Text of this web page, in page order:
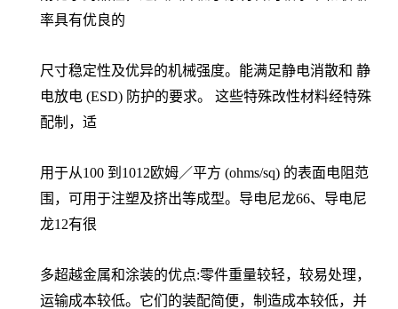
率具有优良的
尺寸稳定性及优异的机械强度。能满足静电消散和 静
电放电 (ESD) 防护的要求。 这些特殊改性材料经特殊
配制，适
用于从100 到1012欧姆／平方 (ohms/sq) 的表面电阻范
围，可用于注塑及挤出等成型。导电尼龙66、导电尼
龙12有很
多超越金属和涂装的优点:零件重量较轻，较易处理，
运输成本较低。它们的装配简便，制造成本较低，并